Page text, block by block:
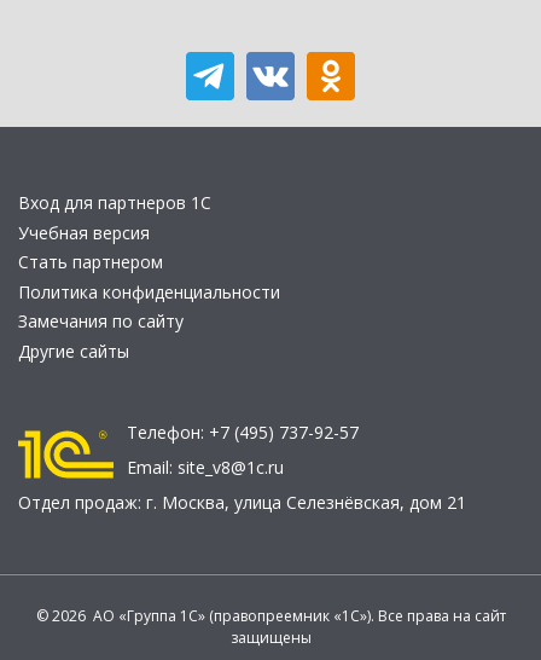
Вход для партнеров 1С
Учебная версия
Стать партнером
Политика конфиденциальности
Замечания по сайту
Другие сайты
Телефон: +7 (495) 737-92-57
Email: site_v8@1c.ru
Отдел продаж: г. Москва, улица Селезнёвская, дом 21
© 2026 АО «Группа 1С» (правопреемник «1С»). Все права на сайт
защищены